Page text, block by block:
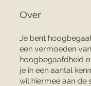
Over
Je bent
een vermoeden van
hoogbegaafdheid
je in een aantal
wil hiermee aan de